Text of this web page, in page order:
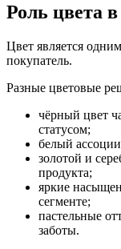
Роль цвета
Цвет является
покупатель.
Разные цветовые
чёрный цвет
статусом;
белый
золотой и
продукта;
яркие
сегменте;
пастельные
заботы.